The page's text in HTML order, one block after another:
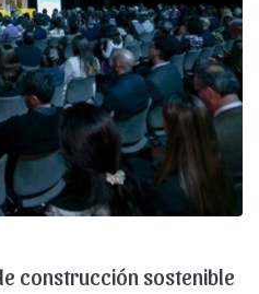
construcción sostenible